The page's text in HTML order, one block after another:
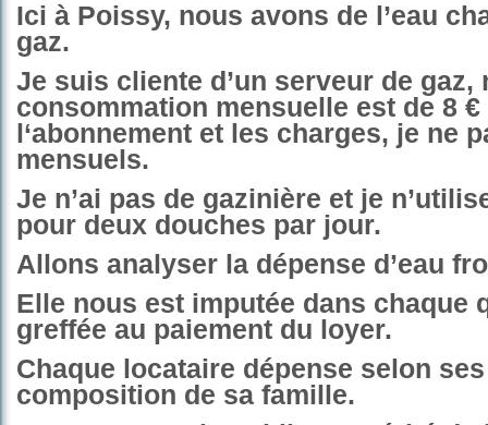
Ici à Poissy, nous avons de l’eau
gaz.
Je suis cliente d’un serveur de gaz,
consommation mensuelle est de 8 €
l‘abonnement et les charges, je ne
mensuels.
Je n’ai pas de gazinière et je
pour deux douches par jour.
Allons analyser la dépense d’eau
Elle nous est imputée dans chaque
greffée au paiement du loyer.
Chaque locataire dépense selon
composition de sa famille.